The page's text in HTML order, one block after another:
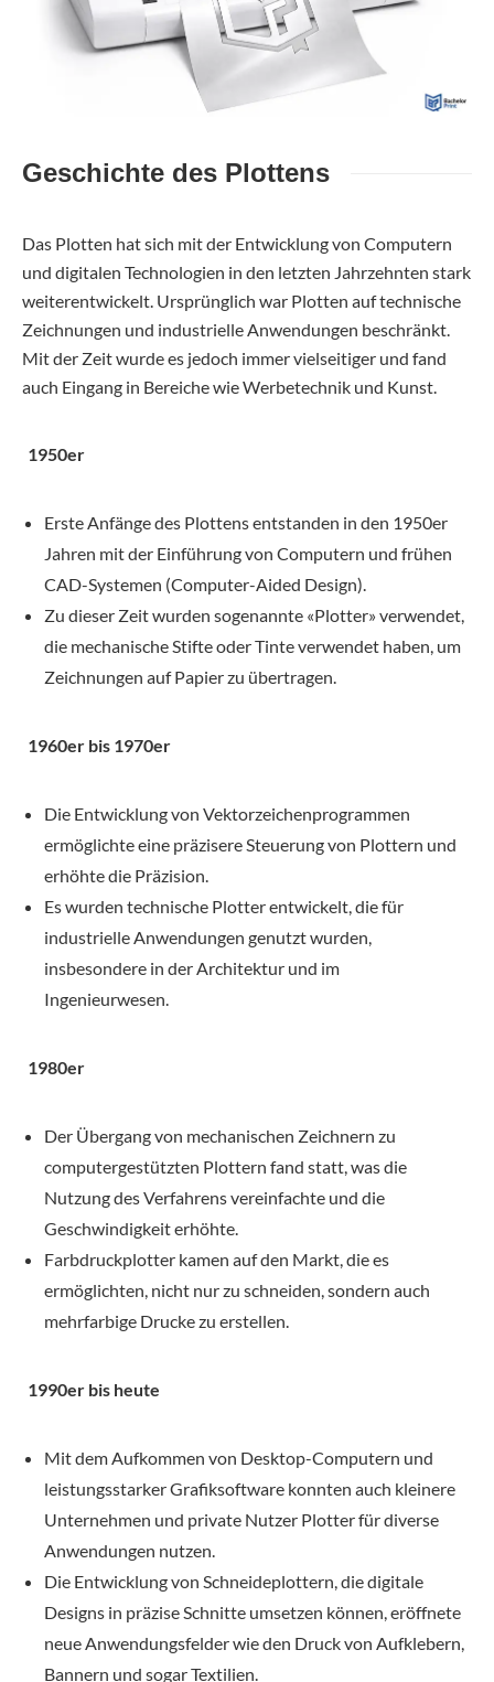
Geschichte des Plottens
Das Plotten hat sich mit der Entwicklung von Computern
und digitalen Technologien in den letzten Jahrzehnten stark
weiterentwickelt. Ursprünglich war Plotten auf technische
Zeichnungen und industrielle Anwendungen beschränkt.
Mit der Zeit wurde es jedoch immer vielseitiger und fand
auch Eingang in Bereiche wie Werbetechnik und Kunst.
1950er
Erste Anfänge des Plottens entstanden in den 1950er
Jahren mit der Einführung von Computern und frühen
CAD-Systemen (Computer-Aided Design).
Zu dieser Zeit wurden sogenannte «Plotter» verwendet,
die mechanische Stifte oder Tinte verwendet haben, um
Zeichnungen auf Papier zu übertragen.
1960er bis 1970er
Die Entwicklung von Vektorzeichenprogrammen
ermöglichte eine präzisere Steuerung von Plottern und
erhöhte die Präzision.
Es wurden technische Plotter entwickelt, die für
industrielle Anwendungen genutzt wurden,
insbesondere in der Architektur und im
Ingenieurwesen.
1980er
Der Übergang von mechanischen Zeichnern zu
computergestützten Plottern fand statt, was die
Nutzung des Verfahrens vereinfachte und die
Geschwindigkeit erhöhte.
Farbdruckplotter kamen auf den Markt, die es
ermöglichten, nicht nur zu schneiden, sondern auch
mehrfarbige Drucke zu erstellen.
1990er bis heute
Mit dem Aufkommen von Desktop-Computern und
leistungsstarker Grafiksoftware konnten auch kleinere
Unternehmen und private Nutzer Plotter für diverse
Anwendungen nutzen.
Die Entwicklung von Schneideplottern, die digitale
Designs in präzise Schnitte umsetzen können, eröffnete
neue Anwendungsfelder wie den Druck von Aufklebern,
Bannern und sogar Textilien.